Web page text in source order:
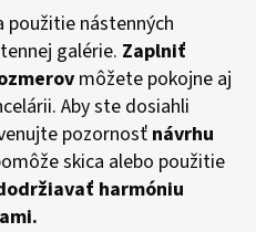
použitie nástenných
galérie. Zaplniť
môžete pokojne aj
Aby ste dosiahli
pozornosť návrhu
skica alebo použitie
harmóniu